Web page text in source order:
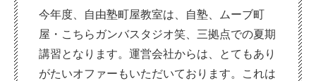
今年度、自由塾町屋教室は、自塾、ムーブ町
屋・こちらガンバスタジオ笑、三拠点での夏期
講習となります。運営会社からは、とてもあり
がたいオファーもいただいております。これは